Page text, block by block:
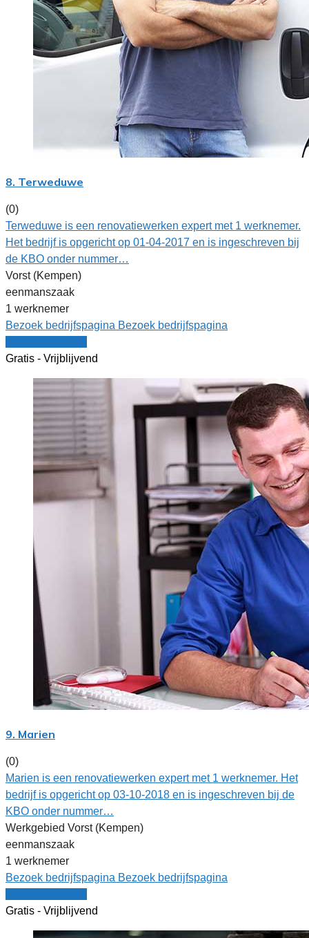
8. Terweduwe
(0)
Terweduwe is een renovatiewerken expert met 1 werknemer.
Het bedrijf is opgericht op 01-04-2017 en is ingeschreven bij
de KBO onder nummer…
Vorst (Kempen)
eenmanszaak
1 werknemer
Bezoek bedrijfspagina Bezoek bedrijfspagina
Gratis - Vrijblijvend
9. Marien
(0)
Marien is een renovatiewerken expert met 1 werknemer. Het
bedrijf is opgericht op 03-10-2018 en is ingeschreven bij de
KBO onder nummer…
Werkgebied Vorst (Kempen)
eenmanszaak
1 werknemer
Bezoek bedrijfspagina Bezoek bedrijfspagina
Gratis - Vrijblijvend